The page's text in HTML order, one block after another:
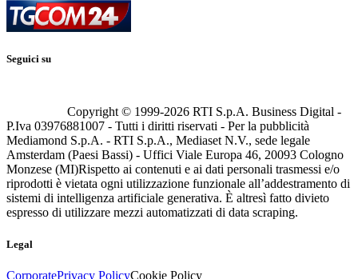
Seguici su
Copyright © 1999-2026 RTI S.p.A. Business Digital -
P.Iva 03976881007 - Tutti i diritti riservati - Per la pubblicità
Mediamond S.p.A. - RTI S.p.A., Mediaset N.V., sede legale
Amsterdam (Paesi Bassi) - Uffici Viale Europa 46, 20093 Cologno
Monzese (MI)Rispetto ai contenuti e ai dati personali trasmessi e/o
riprodotti è vietata ogni utilizzazione funzionale all’addestramento di
sistemi di intelligenza artificiale generativa. È altresì fatto divieto
espresso di utilizzare mezzi automatizzati di data scraping.
Legal
CorporatePrivacy PolicyCookie Policy